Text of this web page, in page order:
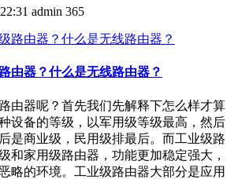
admin 365
由器？什么是无线路由器？
由器呢？首先我们先解释下怎么样才算
设备的等级，以军用级等级最高，然后
是商业级，民用级排最后。而工业级路
和家用级路由器，功能更加稳定强大，
略的环境。工业级路由器大部分是应用